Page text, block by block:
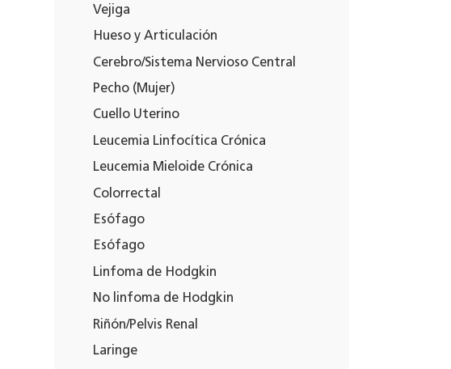
Vejiga
Hueso y Articulación
Cerebro/Sistema Nervioso Central
Pecho (Mujer)
Cuello Uterino
Leucemia Linfocítica Crónica
Leucemia Mieloide Crónica
Colorrectal
Esófago
Esófago
Linfoma de Hodgkin
No linfoma de Hodgkin
Riñón/Pelvis Renal
Laringe